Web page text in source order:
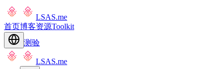
LSAS.me
首页博客资源Toolkit
测验
LSAS.me